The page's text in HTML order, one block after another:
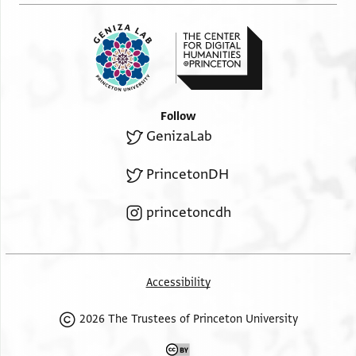
Follow
GenizaLab
PrincetonDH
princetoncdh
Accessibility
2026 The Trustees of Princeton University